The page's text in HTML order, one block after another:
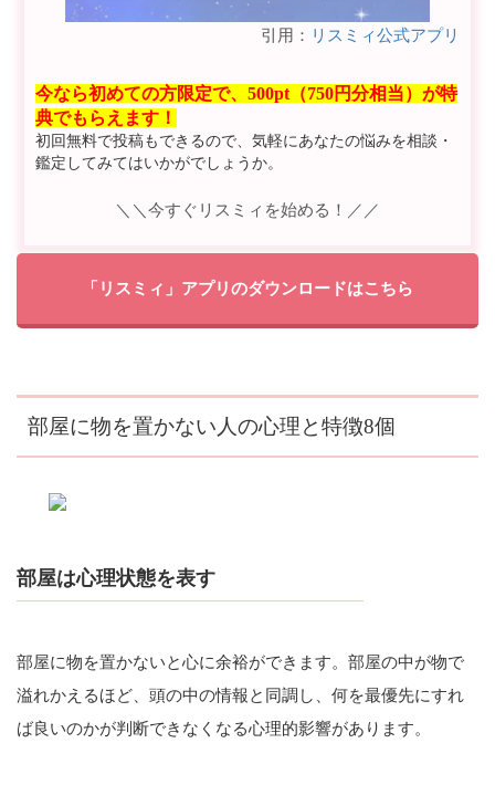
引用： リスミィ公式アプリ
今なら初めての方限定で、500pt（750円分相当）が特
典でもらえます！
初回無料で投稿もできるので、気軽にあなたの悩みを相談・
鑑定してみてはいかがでしょうか。
＼＼今すぐリスミィを始める！／／
「リスミィ」アプリのダウンロードはこちら
部屋に物を置かない人の心理と特徴8個
部屋は心理状態を表す
部屋に物を置かないと心に余裕ができます。部屋の中が物で
溢れかえるほど、頭の中の情報と同調し、何を最優先にすれ
ば良いのかが判断できなくなる心理的影響があります。